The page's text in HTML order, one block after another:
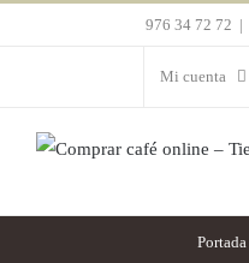
976 34 72 72 |
Mi cuenta
Portada